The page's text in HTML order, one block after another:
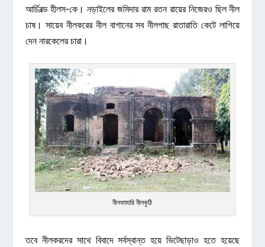
আর্চিবল্ড হীলস-কে। নড়াইলের জমিদার রাম রতন রায়ের নিজেরও ছিল নীল
চাষ। সায়েব নীলকরের নীল বাগানের সব নীলগাছ রাতারাতি কেটে লাগিয়ে
দেন নারকেলের চারা।
নীলফামারি নীলকুঠি
তবে নীলকরদের সাথে বিবাদে সর্বস্বান্ত হয়ে ভিটেছাড়াও হতে হয়েছে